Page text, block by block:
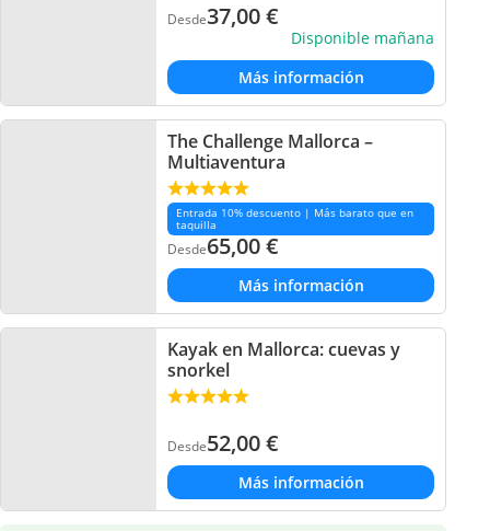
Desde37,00€
Disponible mañana
Más información
The Challenge Mallorca –
Multiaventura
Entrada 10% descuento | Más barato que en
taquilla
Desde65,00€
Más información
Kayak en Mallorca: cuevas y
snorkel
Desde52,00€
Más información